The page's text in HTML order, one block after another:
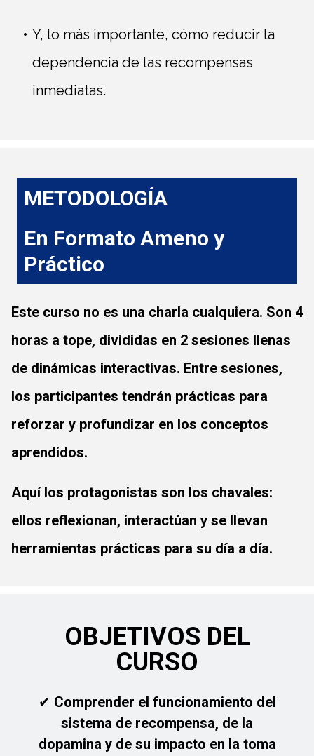
Y, lo más importante, cómo reducir la
dependencia de las recompensas
inmediatas.
METODOLOGÍA
En Formato Ameno y
Práctico
Este curso no es una charla cualquiera. Son 4
horas a tope, divididas en 2 sesiones llenas
de dinámicas interactivas. Entre sesiones,
los participantes tendrán prácticas para
reforzar y profundizar en los conceptos
aprendidos.
Aquí los protagonistas son los chavales:
ellos reflexionan, interactúan y se llevan
herramientas prácticas para su día a día.
OBJETIVOS DEL
CURSO
✔ Comprender el funcionamiento del
sistema de recompensa, de la
dopamina y de su impacto en la toma